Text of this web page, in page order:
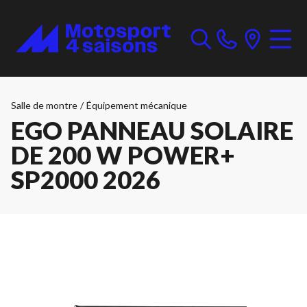
Salle de montre / Équipement mécanique
EGO PANNEAU SOLAIRE
DE 200 W POWER+
SP2000 2026